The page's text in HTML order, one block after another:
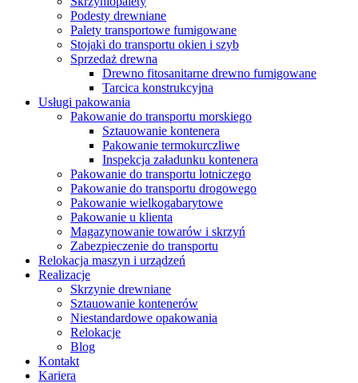
Podesty drewniane
Palety transportowe fumigowane
Stojaki do transportu okien i szyb
Sprzedaż drewna
Drewno fitosanitarne drewno fumigowane
Tarcica konstrukcyjna
Usługi pakowania
Pakowanie do transportu morskiego
Sztauowanie kontenera
Pakowanie termokurczliwe
Inspekcja załadunku kontenera
Pakowanie do transportu lotniczego
Pakowanie do transportu drogowego
Pakowanie wielkogabarytowe
Pakowanie u klienta
Magazynowanie towarów i skrzyń
Zabezpieczenie do transportu
Relokacja maszyn i urządzeń
Realizacje
Skrzynie drewniane
Sztauowanie kontenerów
Niestandardowe opakowania
Relokacje
Blog
Kontakt
Kariera